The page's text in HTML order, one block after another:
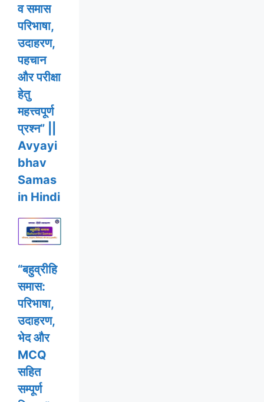
व समास
परिभाषा,
उदाहरण,
पहचान
और परीक्षा
हेतु
महत्त्वपूर्ण
प्रश्न” ||
Avyayi
bhav
Samas
in Hindi
“बहुव्रीहि
समास:
परिभाषा,
उदाहरण,
भेद और
MCQ
सहित
सम्पूर्ण